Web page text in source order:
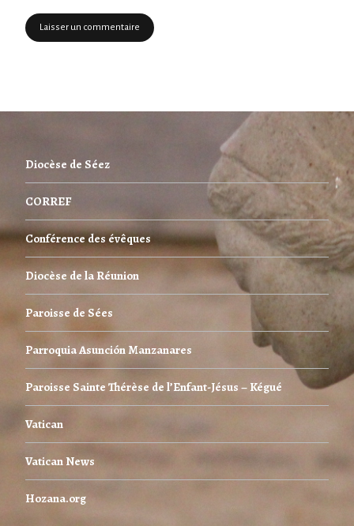
Diocèse de Séez
CORREF
Conférence des évêques
Diocèse de la Réunion
Paroisse de Sées
Parroquia Asunción Manzanares
Paroisse Sainte Thérèse de l’Enfant-Jésus – Kégué
Vatican
Vatican News
Hozana.org